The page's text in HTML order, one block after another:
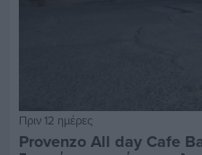
Πριν 12 ημέρες
Provenzo All day Cafe